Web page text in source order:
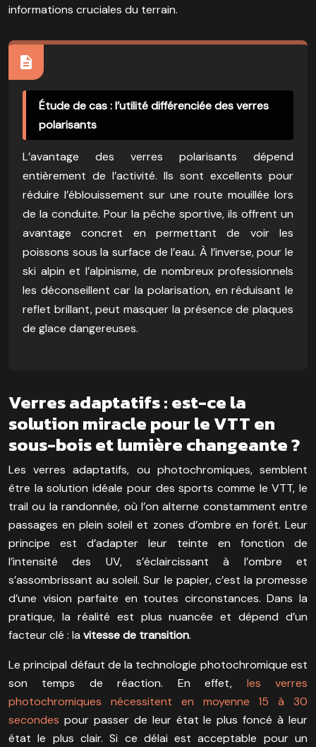
informations cruciales du terrain.
Étude de cas : l’utilité différenciée des verres
polarisants
L’avantage des verres polarisants dépend
entièrement de l’activité. Ils sont excellents pour
réduire l’éblouissement sur une route mouillée lors
de la conduite. Pour la pêche sportive, ils offrent un
avantage concret en permettant de voir les
poissons sous la surface de l’eau. À l’inverse, pour le
ski alpin et l’alpinisme, de nombreux professionnels
les déconseillent car la polarisation, en réduisant le
reflet brillant, peut masquer la présence de plaques
de glace dangereuses.
Verres adaptatifs : est-ce la
solution miracle pour le VTT en
sous-bois et lumière changeante ?
Les verres adaptatifs, ou photochromiques, semblent
être la solution idéale pour des sports comme le VTT, le
trail ou la randonnée, où l’on alterne constamment entre
passages en plein soleil et zones d’ombre en forêt. Leur
principe est d’adapter leur teinte en fonction de
l’intensité des UV, s’éclaircissant à l’ombre et
s’assombrissant au soleil. Sur le papier, c’est la promesse
d’une vision parfaite en toutes circonstances. Dans la
pratique, la réalité est plus nuancée et dépend d’un
facteur clé : la vitesse de transition.
Le principal défaut de la technologie photochromique est
son temps de réaction. En effet, les verres
photochromiques nécessitent en moyenne 15 à 30
secondes pour passer de leur état le plus foncé à leur
état le plus clair. Si ce délai est acceptable pour un